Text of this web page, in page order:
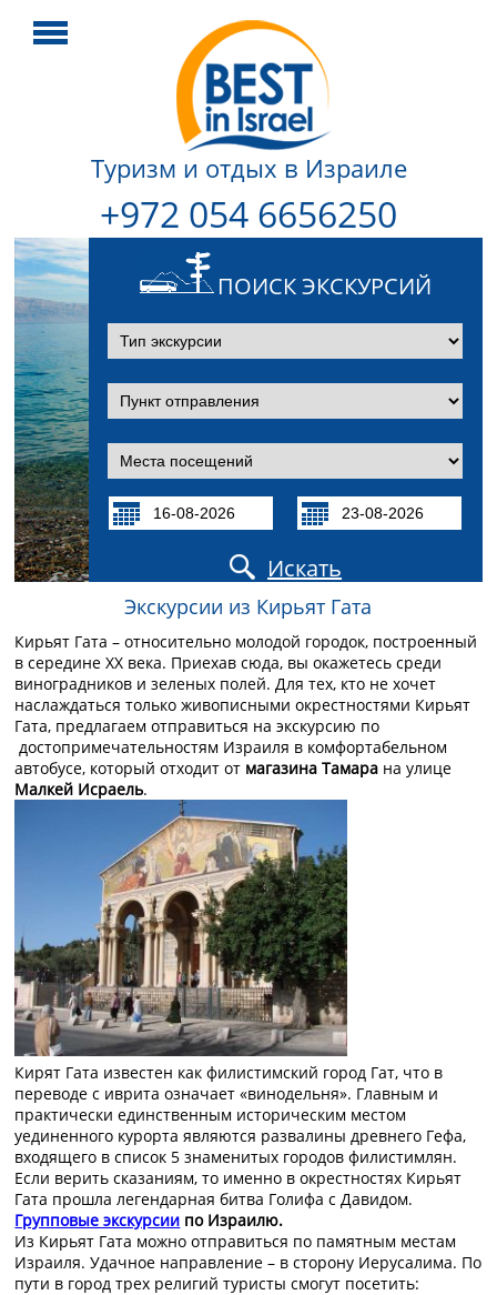
Туризм и отдых в Израиле
+972 054 6656250
ПОИСК ЭКСКУРСИЙ
Искать
Экскурсии из Кирьят Гата
Кирьят Гата – относительно молодой городок, построенный
в середине XX века. Приехав сюда, вы окажетесь среди
виноградников и зеленых полей. Для тех, кто не хочет
наслаждаться только живописными окрестностями Кирьят
Гата, предлагаем отправиться на экскурсию по
достопримечательностям Израиля в комфортабельном
автобусе, который отходит от магазина Тамара на улице
Малкей Исраель.
Кирят Гата известен как филистимский город Гат, что в
переводе с иврита означает «винодельня». Главным и
практически единственным историческим местом
уединенного курорта являются развалины древнего Гефа,
входящего в список 5 знаменитых городов филистимлян.
Если верить сказаниям, то именно в окрестностях Кирьят
Гата прошла легендарная битва Голифа с Давидом.
Групповые экскурсии по Израилю.
Из Кирьят Гата можно отправиться по памятным местам
Израиля. Удачное направление – в сторону Иерусалима. По
пути в город трех религий туристы смогут посетить: